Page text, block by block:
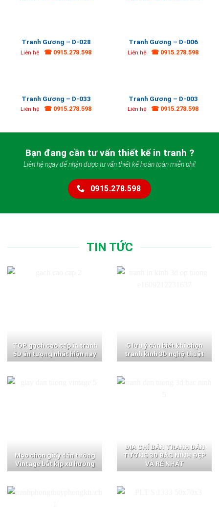
Tranh Gương – D-028
Liên hệ ☎ 0915.278.598
Tranh Gương – D-006
Liên hệ ☎ 0915.278.598
Tranh Gương – D-033
Liên hệ ☎ 0915.278.598
Tranh Gương – D-003
Liên hệ ☎ 0915.278.598
Bạn đang cần tư vấn thiết kế in tranh ?
Liên hệ ngay để nhận được tư vấn thiết kế hoàn toàn miễn phí!
0915.278.598
TIN TỨC
TOP gạch cao cấp in tranh
5D ấn tượng nhất hiện nay
5 lưu ý cần biết khi chọn
tranh kính 3D nghệ thuật
Mẹo chọn giấy dán tường
Vintage bắt kịp xu hướng
ĐỊA CHỈ BÁN TRANH DÁN
TƯỜNG 3D BẮC NINH ĐẸP
VÀ RẺ NHẤT